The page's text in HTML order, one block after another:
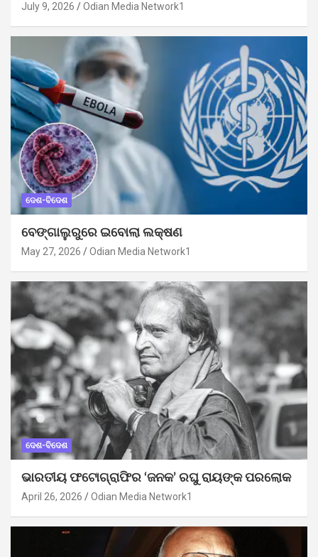
July 9, 2026 Odian Media Network1
ଦେଶ-ବିଦେଶ
ବେଙ୍ଗାଲୁରୁରେ ଇବୋଲା ଲକ୍ଷଣ
May 27, 2026 Odian Media Network1
ଦେଶ-ବିଦେଶ
ଭାରତୀୟ ଫଟୋଗ୍ରାଫିର ‘ଜନକ’ ରଘୁ ରାୟଙ୍କ ପରଲୋକ
April 26, 2026 Odian Media Network1